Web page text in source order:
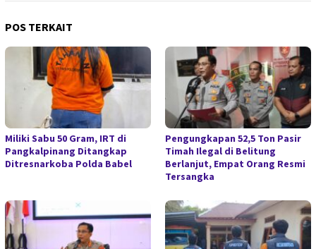
POS TERKAIT
Miliki Sabu 50 Gram, IRT di
Pangkalpinang Ditangkap
Ditresnarkoba Polda Babel
Pengungkapan 52,5 Ton Pasir
Timah Ilegal di Belitung
Berlanjut, Empat Orang Resmi
Tersangka